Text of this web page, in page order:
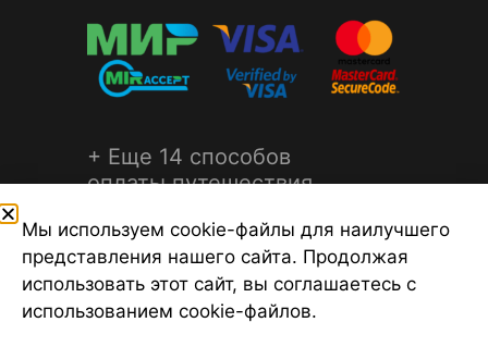
+ Еще 14 способов
оплаты путешествия
©2026 Турагентство Турсфера - Поиск туров от надежных
Мы используем cookie-файлы для наилучшего
представления нашего сайта. Продолжая
использовать этот сайт, вы соглашаетесь с
использованием cookie-файлов.